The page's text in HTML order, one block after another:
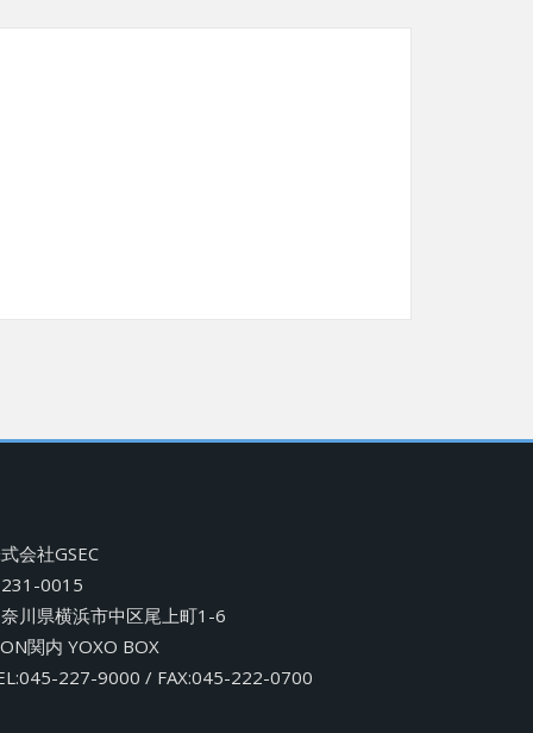
会社GSEC
0015
川県横浜市中区尾上町1-6
関内 YOXO BOX
227-9000 / FAX:045-222-0700